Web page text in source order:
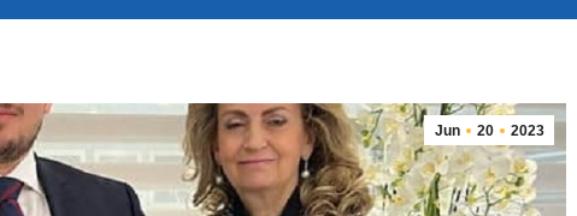
Jun 20 2023